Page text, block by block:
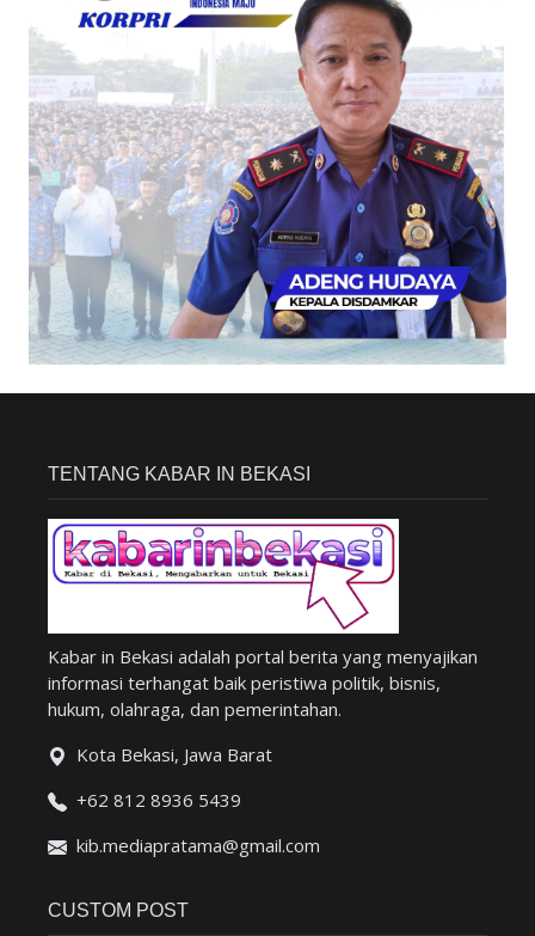
TENTANG KABAR IN BEKASI
Kabar in Bekasi adalah portal berita yang menyajikan
informasi terhangat baik peristiwa politik, bisnis,
hukum, olahraga, dan pemerintahan.
Kota Bekasi, Jawa Barat
+62 812 8936 5439
kib.mediapratama@gmail.com
CUSTOM POST